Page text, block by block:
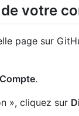
votre
page sur
Compte.
», cliquez sur